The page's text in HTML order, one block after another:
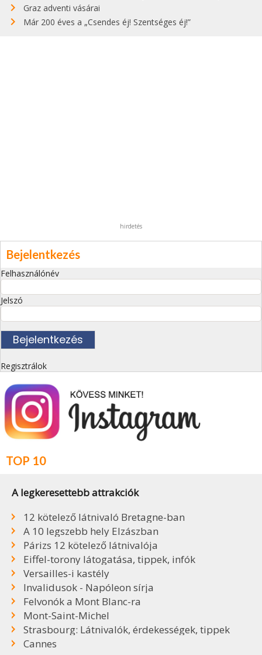
Graz adventi vásárai
Már 200 éves a „Csendes éj! Szentséges éj!”
hirdetés
Bejelentkezés
Felhasználónév
Jelszó
Regisztrálok
TOP 10
A legkeresettebb attrakciók
12 kötelező látnivaló Bretagne-ban
A 10 legszebb hely Elzászban
Párizs 12 kötelező látnivalója
Eiffel-torony látogatása, tippek, infók
Versailles-i kastély
Invalidusok - Napóleon sírja
Felvonók a Mont Blanc-ra
Mont-Saint-Michel
Strasbourg: Látnivalók, érdekességek, tippek
Cannes